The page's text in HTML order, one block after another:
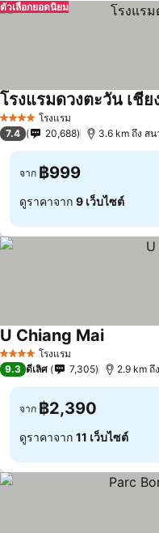
ตัวเลือกยอดนิยม
4 ดาว โรงแรม
โรงแรมดวงตะวัน เชีย
7.4 20,688 3.6 km ถึง ส
จาก ฿999
ดูราคาจาก 9 เว็บไซต์
4 ดาว โรงแรม
U Chiang Mai
9.3 ดีเลิศ 7,305 2.9 km
จาก ฿2,390
ดูราคาจาก 11 เว็บไซต์